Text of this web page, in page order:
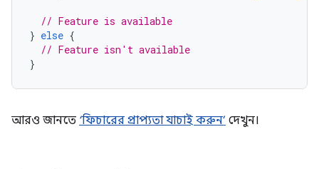
// Feature is available
} else {
// Feature isn't available
}
আরও জানতে ‘ফিচারের প্রাপ্যতা যাচাই করুন’ দেখুন।